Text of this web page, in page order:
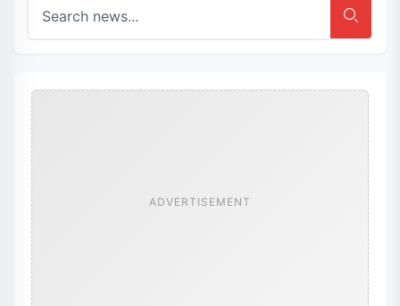
ADVERTISEMENT